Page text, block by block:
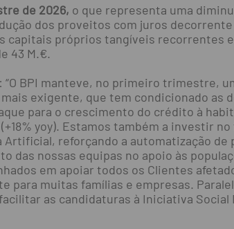
de 2026, o que representa uma
dos proveitos com juros
próprios tangíveis recorrentes
43 M.€.
: “O BPI manteve, no primeiro trimestre,
exigente, que tem condicionado as
para o crescimento do crédito à
yoy). Estamos também a investir
reforçando a automatização
nossas equipas no apoio às
em apoiar todos os Clientes
muitas famílias e empresas.
as candidaturas à Iniciativa Social